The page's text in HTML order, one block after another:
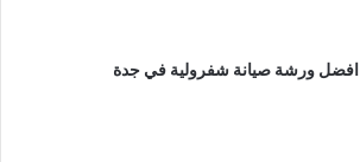
افضل ورشة صيانة شفرولية في جدة